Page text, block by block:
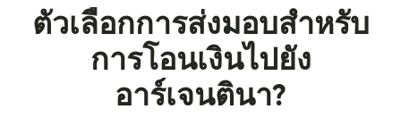
ตัวเลือกการส่งมอบสำหรับ
การโอนเงินไปยัง
อาร์เจนตินา?